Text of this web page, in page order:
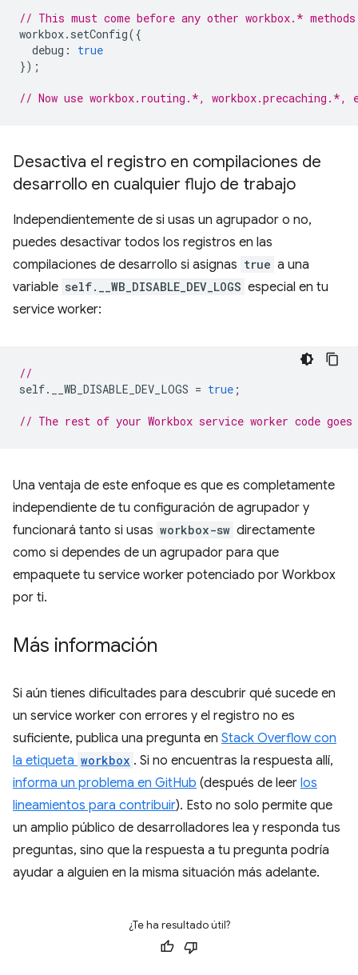
// This must come before any other workbox.*
workbox. setConfig({
debug :
true
});
// Now use workbox.routing.*, workbox.precaching.*,
Desactiva el registro en compilaciones de
desarrollo en cualquier flujo de trabajo
Independientemente de si usas un agrupador o no,
puedes desactivar todos los registros en las
compilaciones de desarrollo si asignas true a una
variable self.__WB_DISABLE_DEV_LOGS especial en tu
service worker:
//
self. __WB_DISABLE_DEV_LOGS = true ;
// The rest of your Workbox service worker code goes
Una ventaja de este enfoque es que es completamente
independiente de tu configuración de agrupador y
funcionará tanto si usas workbox-sw directamente
como si dependes de un agrupador para que
empaquete tu service worker potenciado por Workbox
por ti.
Más información
Si aún tienes dificultades para descubrir qué sucede en
un service worker con errores y el registro no es
suficiente, publica una pregunta en Stack Overflow con
la etiqueta workbox . Si no encuentras la respuesta allí,
informa un problema en GitHub (después de leer los
lineamientos para contribuir). Esto no solo permite que
un amplio público de desarrolladores lea y responda tus
preguntas, sino que la respuesta a tu pregunta podría
ayudar a alguien en la misma situación más adelante.
¿Te ha resultado útil?